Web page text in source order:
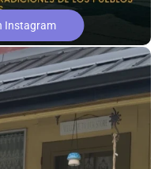
Instagram